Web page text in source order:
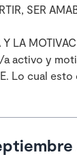
SER
Y LA
activo y
Lo cual